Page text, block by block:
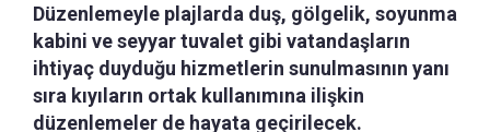
Düzenlemeyle plajlarda duş, gölgelik, soyunma
kabini ve seyyar tuvalet gibi vatandaşların
ihtiyaç duyduğu hizmetlerin sunulmasının yanı
sıra kıyıların ortak kullanımına ilişkin
düzenlemeler de hayata geçirilecek.